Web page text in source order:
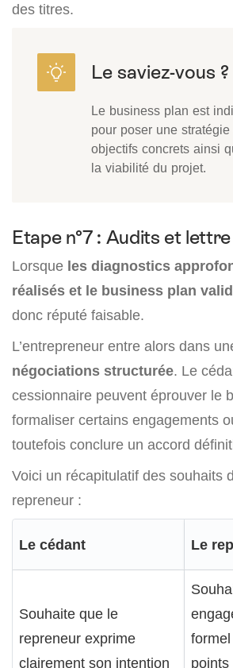
des titres.
Le business plan est
pour poser une
objectifs concrets ainsi
la viabilité du projet.
Etape n°7 : Audits et
Lorsque les diagnostics
réalisés et le business plan valid
donc réputé faisable.
L’entrepreneur entre alors dans
négociations structurée. Le
cessionnaire peuvent éprouver le
formaliser certains engagements
toutefois conclure un accord
Voici un récapitulatif des souhaits
repreneur :
Le cédant Le
Souhaite que le
repreneur exprime
clairement son intention